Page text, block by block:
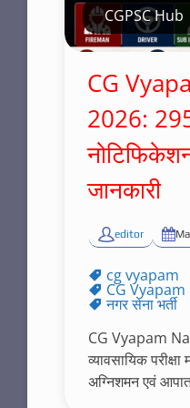
CGPSC Hub
CG
2026: 295
जानकारी
editor
cg vyapam
CG
नगर सेना भर्ती
CG Vyapam
व्यावसायिक
अग्निशमन एवं